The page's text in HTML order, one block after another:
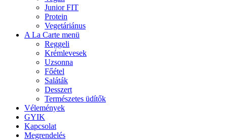
Junior FIT
Protein
Vegetáriánus
A La Carte menü
Reggeli
Krémlevesek
Uzsonna
Főétel
Saláták
Desszert
Természetes üdítők
Vélemények
GYIK
Kapcsolat
Megrendelés